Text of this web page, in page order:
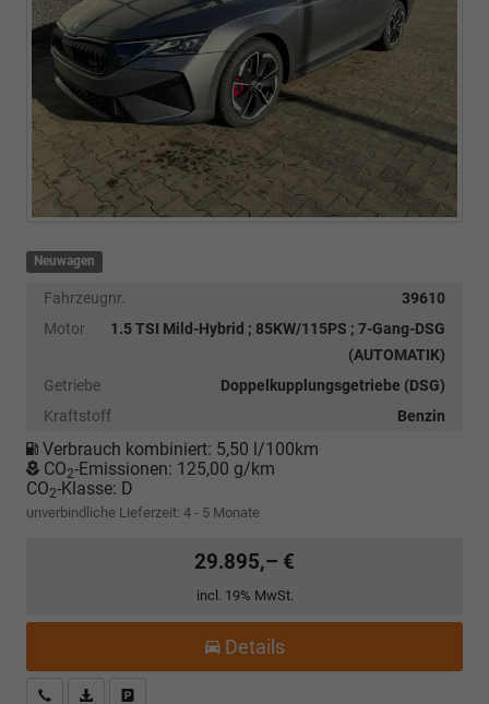
Neuwagen
Fahrzeugnr.
39610
Motor
1.5 TSI Mild-Hybrid ; 85KW/115PS ; 7-Gang-DSG
(AUTOMATIK)
Getriebe
Doppelkupplungsgetriebe (DSG)
Kraftstoff
Benzin
Verbrauch kombiniert: 5,50 l/100km
CO2-Emissionen: 125,00 g/km
CO2-Klasse: D
unverbindliche Lieferzeit: 4 - 5 Monate
29.895,– €
incl. 19% MwSt.
Details
Kostenloser Rückruf-Service
PDF-Datei, Fahrzeugexposé drucken